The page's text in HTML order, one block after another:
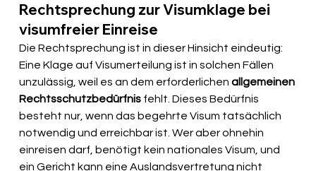
Rechtsprechung zur Visumklage bei
visumfreier Einreise
Die Rechtsprechung ist in dieser Hinsicht eindeutig:
Eine Klage auf Visumerteilung ist in solchen Fällen
unzulässig, weil es an dem erforderlichen allgemeinen
Rechtsschutzbedürfnis fehlt. Dieses Bedürfnis
besteht nur, wenn das begehrte Visum tatsächlich
notwendig und erreichbar ist. Wer aber ohnehin
einreisen darf, benötigt kein nationales Visum, und
ein Gericht kann eine Auslandsvertretung nicht